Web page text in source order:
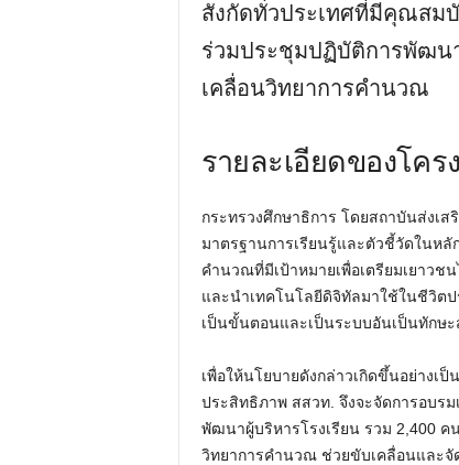
สังกัดทั่วประเทศที่มีคุณสม
ร่วมประชุมปฏิบัติการพัฒน
เคลื่อนวิทยาการคำนวณ
รายละเอียดของโคร
กระทรวงศึกษาธิการ โดยสถาบันส่งเ
มาตรฐานการเรียนรู้และตัวชี้วัดในห
คำนวณที่มีเป้าหมายเพื่อเตรียมเยาวช
และนำเทคโนโลยีดิจิทัลมาใช้ในชีวิต
เป็นขั้นตอนและเป็นระบบอันเป็นทักษ
เพื่อให้นโยบายดังกล่าวเกิดขึ้นอย่างเ
ประสิทธิภาพ สสวท. จึงจะจัดการอบร
พัฒนาผู้บริหารโรงเรียน รวม 2,400 ค
วิทยาการคำนวณ ช่วยขับเคลื่อนและจั